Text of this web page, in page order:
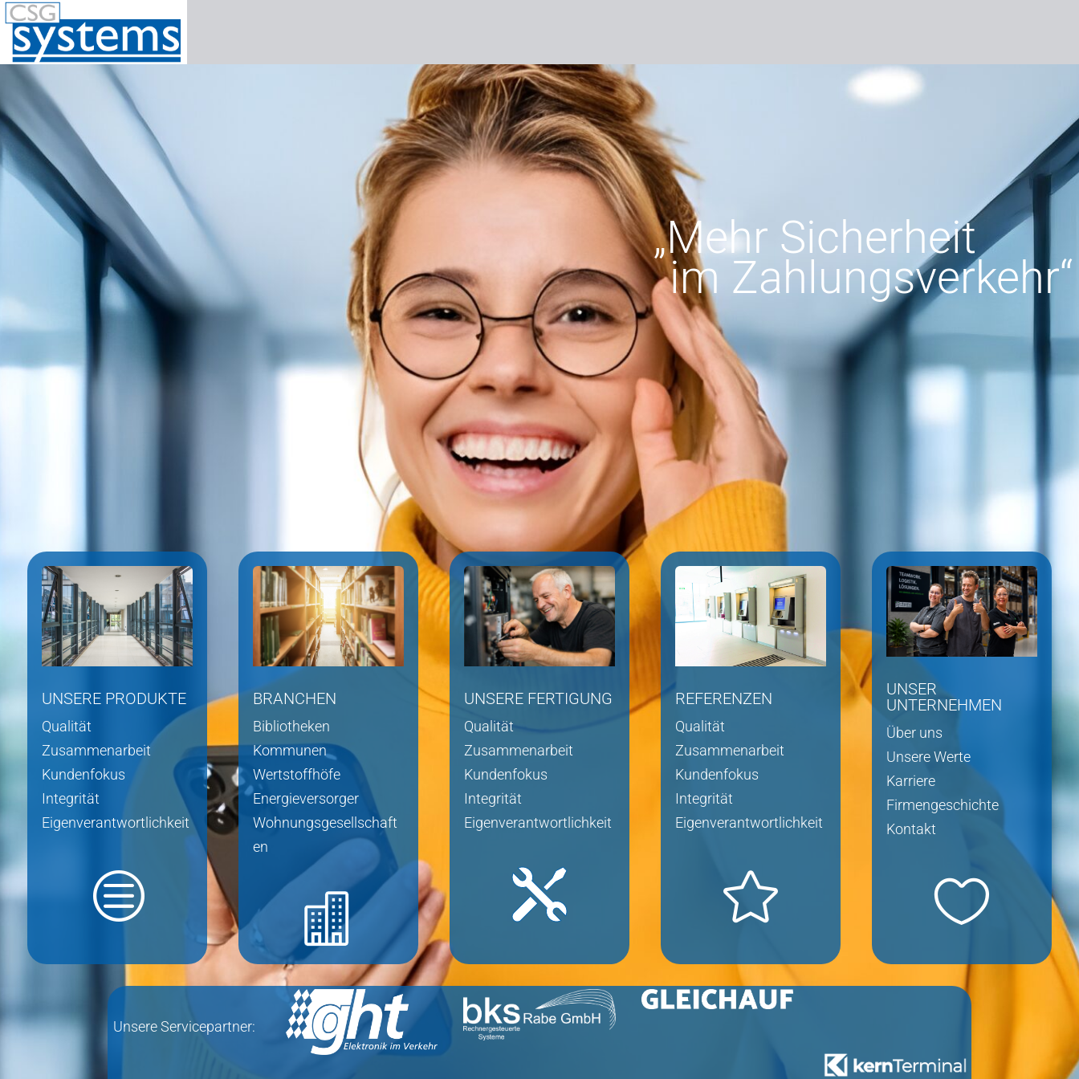
„Mehr Sicherheit
im Zahlungsverkehr“
UNSERE PRODUKTE
Qualität
Zusammenarbeit
Kundenfokus
Integrität
Eigenverantwortlichkeit
c
BRANCHEN
Bibliotheken
Kommunen
Wertstoffhöfe
Energieversorger
Wohnungsgesellschaft
en

UNSERE FERTIGUNG
Qualität
Zusammenarbeit
Kundenfokus
Integrität
Eigenverantwortlichkeit

REFERENZEN
Qualität
Zusammenarbeit
Kundenfokus
Integrität
Eigenverantwortlichkeit

UNSER
UNTERNEHMEN
Über uns
Unsere Werte
Karriere
Firmengeschichte
Kontakt

Unsere Servicepartner: